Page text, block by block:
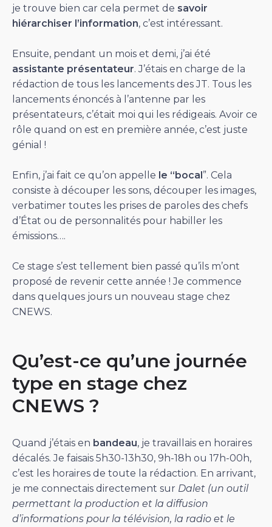
je trouve bien car cela permet de savoir
hiérarchiser l’information, c’est intéressant.
Ensuite, pendant un mois et demi, j’ai été
assistante présentateur. J’étais en charge de la
rédaction de tous les lancements des JT. Tous les
lancements énoncés à l’antenne par les
présentateurs, c’était moi qui les rédigeais. Avoir ce
rôle quand on est en première année, c’est juste
génial !
Enfin, j’ai fait ce qu’on appelle le “bocal”. Cela
consiste à découper les sons, découper les images,
verbatimer toutes les prises de paroles des chefs
d’État ou de personnalités pour habiller les
émissions….
Ce stage s’est tellement bien passé qu’ils m’ont
proposé de revenir cette année ! Je commence
dans quelques jours un nouveau stage chez
CNEWS.
Qu’est-ce qu’une journée
type en stage chez
CNEWS ?
Quand j’étais en bandeau, je travaillais en horaires
décalés. Je faisais 5h30-13h30, 9h-18h ou 17h-00h,
c’est les horaires de toute la rédaction. En arrivant,
je me connectais directement sur Dalet (un outil
permettant la production et la diffusion
d’informations pour la télévision, la radio et le